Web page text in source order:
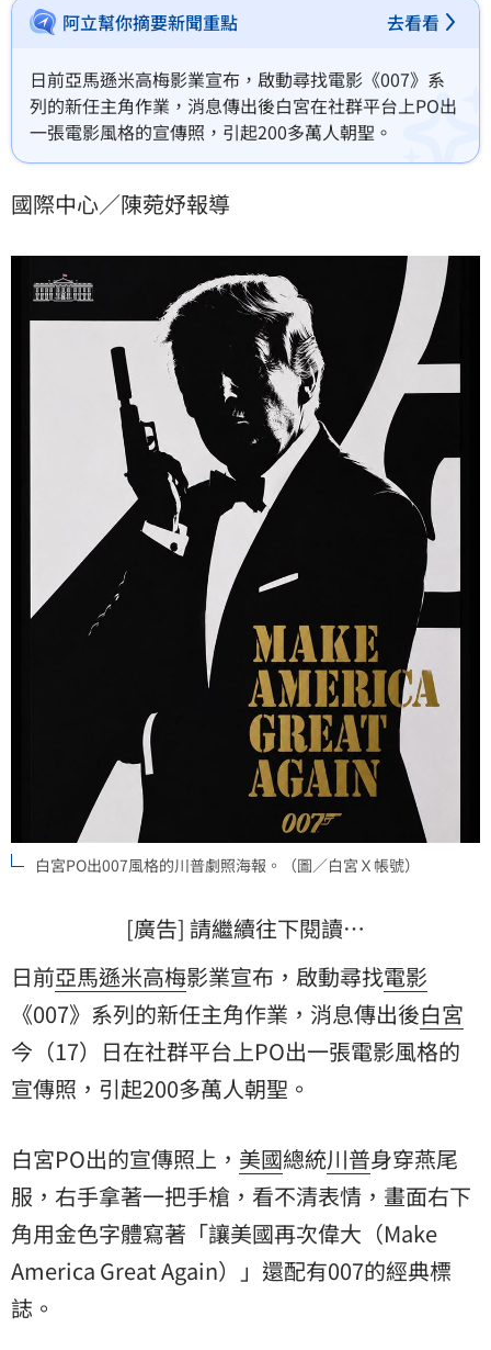
阿立幫你摘要新聞重點 去看看
日前亞馬遜米高梅影業宣布，啟動尋找電影《007》系
列的新任主角作業，消息傳出後白宮在社群平台上PO出
一張電影風格的宣傳照，引起200多萬人朝聖。
國際中心／陳菀妤報導
白宮PO出007風格的川普劇照海報。（圖／白宮Ｘ帳號）
[廣告] 請繼續往下閱讀…
日前亞馬遜米高梅影業宣布，啟動尋找電影
《007》系列的新任主角作業，消息傳出後白宮
今（17）日在社群平台上PO出一張電影風格的
宣傳照，引起200多萬人朝聖。
白宮PO出的宣傳照上， 美國總統川普身穿燕尾
服，右手拿著一把手槍，看不清表情，畫面右下
角用金色字體寫著「讓美國再次偉大（Make
America Great Again）」還配有007的經典標
誌。